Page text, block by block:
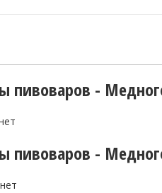
пивоваров -
пивоваров -